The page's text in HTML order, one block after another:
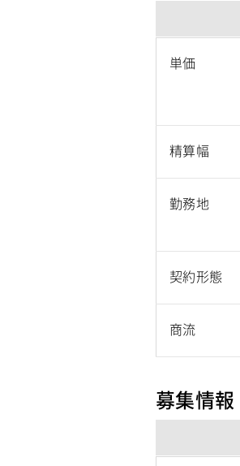
単価
精算幅
勤務地
契約形態
商流
募集情報